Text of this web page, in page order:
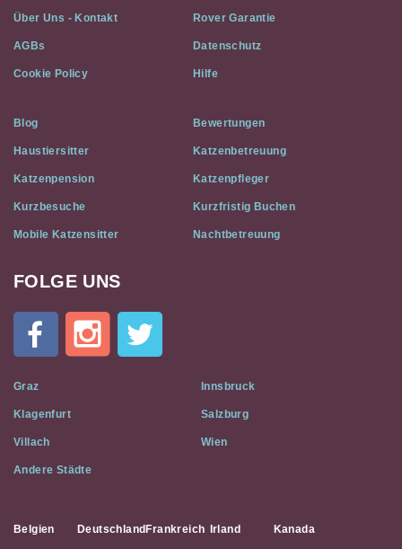
Über Uns - Kontakt Rover Garantie
AGBs Datenschutz
Cookie Policy Hilfe
Blog Bewertungen
Haustiersitter Katzenbetreuung
Katzenpension Katzenpfleger
Kurzbesuche Kurzfristig Buchen
Mobile Katzensitter Nachtbetreuung
Cat
Flat
Social
Media
FOLGE UNS
Graz Innsbruck
Klagenfurt Salzburg
Villach Wien
Andere Städte
Belgien Deutschland Frankreich Irland Kanada